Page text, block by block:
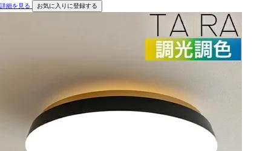
詳細を見る
お気に入りに登録する